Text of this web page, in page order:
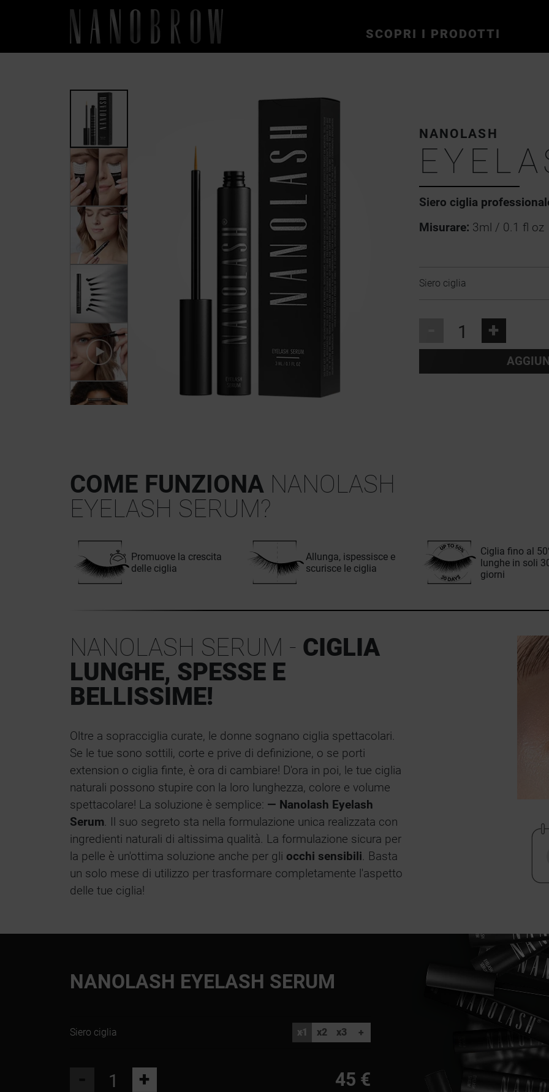
SCOPRI I PRODOTTI
NANOLASH
Siero ciglia
Misurare: 3ml / 0.1 fl oz
Siero ciglia
+
COME FUNZIONA NANOLASH
EYELASH SERUM?
Promuove la crescita
delle ciglia
Allunga, ispessisce e
scurisce le ciglia
Ciglia fino al
lunghe in soli
giorni
NANOLASH SERUM - CIGLIA
LUNGHE, SPESSE E
BELLISSIME!
Oltre a sopracciglia curate, le donne sognano ciglia spettacolari.
Se le tue sono sottili, corte e prive di definizione, o se porti
extension o ciglia finte, è ora di cambiare! D'ora in poi, le tue ciglia
naturali possono stupire con la loro lunghezza, colore e volume
spettacolare! La soluzione è semplice: — Nanolash Eyelash
Serum. Il suo segreto sta nella formulazione unica realizzata con
ingredienti naturali di altissima qualità. La formulazione sicura per
la pelle è un'ottima soluzione anche per gli occhi sensibili. Basta
un solo mese di utilizzo per trasformare completamente l'aspetto
delle tue ciglia!
NANOLASH EYELASH SERUM
Siero ciglia x1 x2 x3 +
+ 45 €